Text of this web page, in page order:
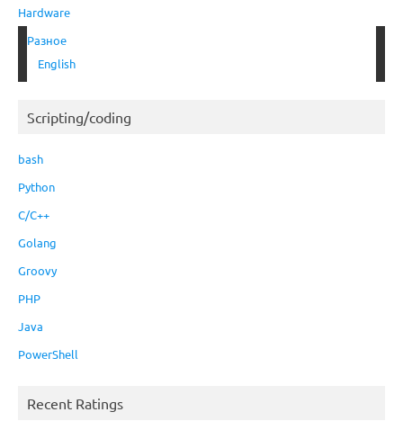
Hardware
Разное
English
Scripting/coding
bash
Python
C/C++
Golang
Groovy
PHP
Java
PowerShell
Recent Ratings